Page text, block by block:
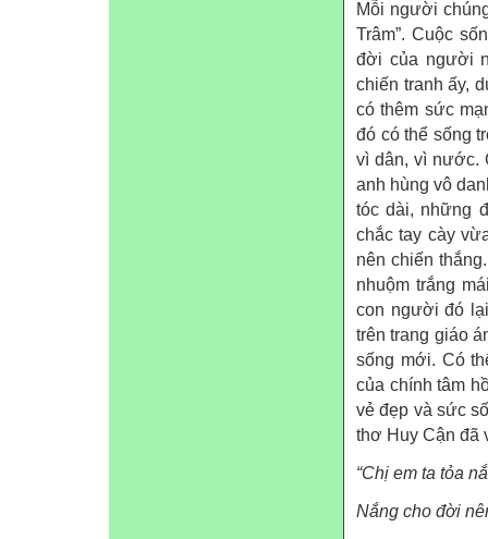
Mỗi người
Trâm”. Cuộc
đời của người
chiến tranh ấy,
có thêm sức
đó có thể sống
vì dân, vì nước.
anh hùng vô
tóc dài, những
chắc tay cày
nên chiến
nhuộm trắng
con người đó
trên trang giáo
sống mới. Có
của chính tâm
vẻ đẹp và sức
thơ Huy Cận đã
“Chị em ta tỏa
Nắng cho đời